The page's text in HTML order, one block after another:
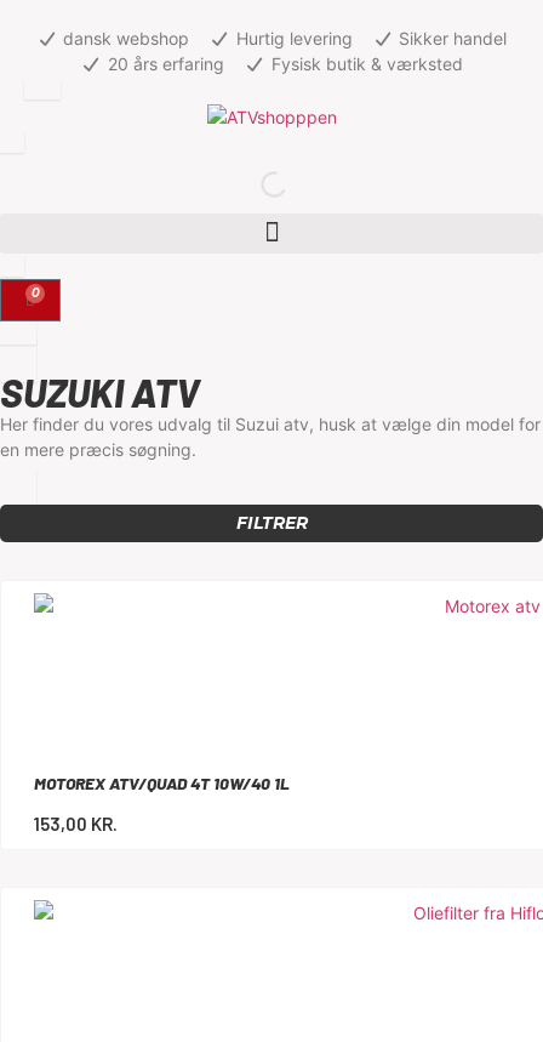
dansk webshop Hurtig levering
Sikker handel
20 års erfaring
Fysisk butik & værksted
0
SUZUKI ATV
Her finder du vores udvalg til Suzui atv, husk at vælge din model for
en mere præcis søgning.
FILTRER
MOTOREX ATV/QUAD 4T 10W/40 1L
153,00 KR.